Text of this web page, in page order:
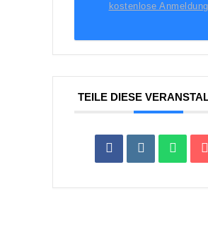
kostenlose Anmeldung
TEILE DIESE